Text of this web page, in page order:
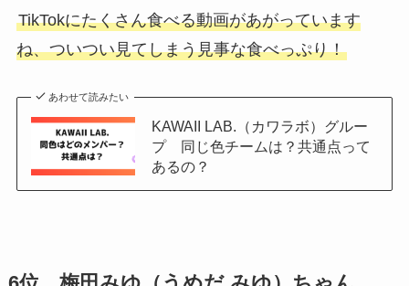
TikTokにたくさん食べる動画があがっています
ね、ついつい見てしまう見事な食べっぷり！
あわせて読みたい
KAWAII LAB.（カワラボ）グルー
プ 同じ色チームは？共通点って
あるの？